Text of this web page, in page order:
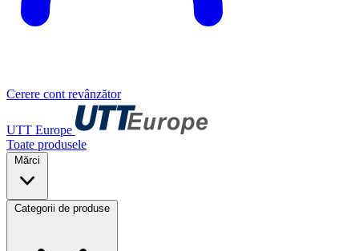
Cerere cont revânzător
UTT Europe
Toate produsele
Mărci
Categorii de produse